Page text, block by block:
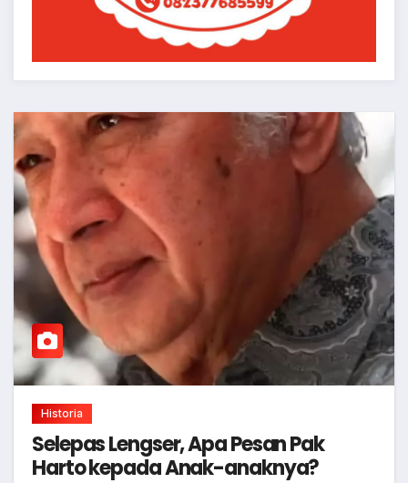
Historia
Selepas Lengser, Apa Pesan Pak
Harto kepada Anak-anaknya?